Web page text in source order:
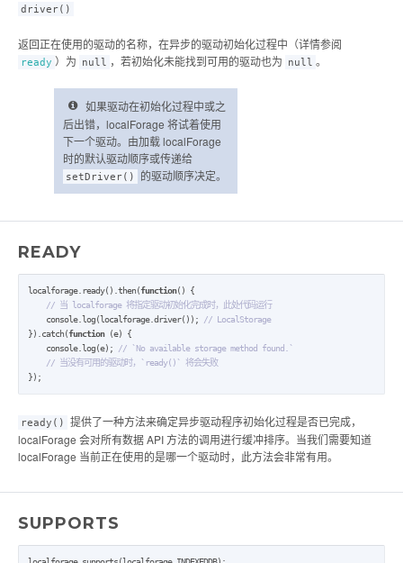
driver()
返回正在使用的驱动的名称，在异步的驱动初始化过程中（详情参阅
ready ）为 null ，若初始化未能找到可用的驱动也为 null 。
如果驱动在初始化过程中或之
后出错，localForage 将试着使用
下一个驱动。由加载 localForage
时的默认驱动顺序或传递给
setDriver() 的驱动顺序决定。
READY
localforage.ready().then(function() {
// 当 localforage 将指定驱动初始化完成时，此处代码运行
    console.log(localforage.driver());
// LocalStorage
}).catch(function (e) {
    console.log(e);
// `No available storage method found.`
// 当没有可用的驱动时，`ready()` 将会失败
});
ready() 提供了一种方法来确定异步驱动程序初始化过程是否已完成，
localForage 会对所有数据 API 方法的调用进行缓冲排序。当我们需要知道
localForage 当前正在使用的是哪一个驱动时，此方法会非常有用。
SUPPORTS